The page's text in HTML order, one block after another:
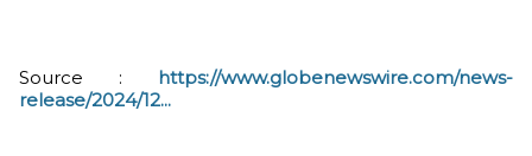
Source : https://www.globenewswire.com/news-
release/2024/12...